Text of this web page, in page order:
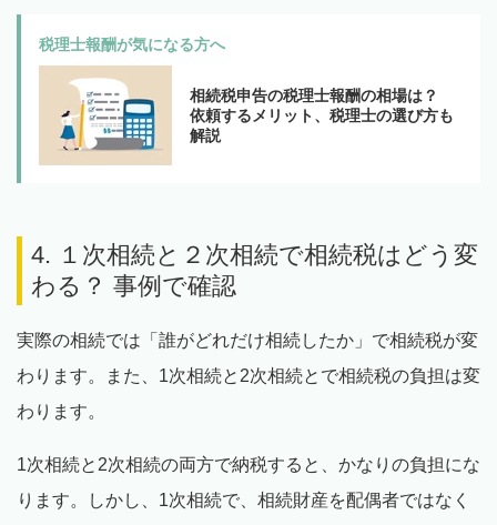
税理士報酬が気になる方へ
相続税申告の税理士報酬の相場は？
依頼するメリット、税理士の選び方も
解説
4. １次相続と２次相続で相続税はどう変
わる？ 事例で確認
実際の相続では「誰がどれだけ相続したか」で相続税が変
わります。また、1次相続と2次相続とで相続税の負担は変
わります。
1次相続と2次相続の両方で納税すると、かなりの負担にな
ります。しかし、1次相続で、相続財産を配偶者ではなく